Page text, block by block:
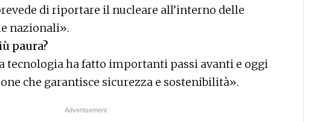
di riportare il nucleare all’interno delle
nazionali».
paura?
tecnologia ha fatto importanti passi avanti e oggi
che garantisce sicurezza e sostenibilità».